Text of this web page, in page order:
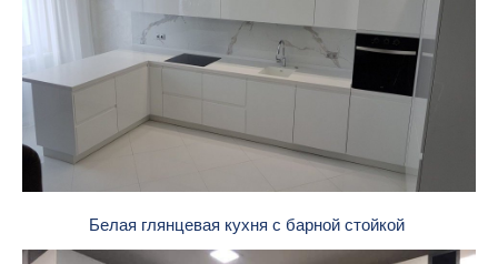
Белая глянцевая кухня с барной стойкой